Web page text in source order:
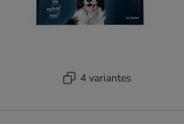
4 variantes